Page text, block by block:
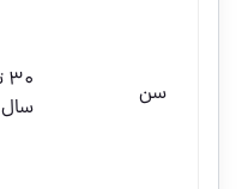
سن
سال